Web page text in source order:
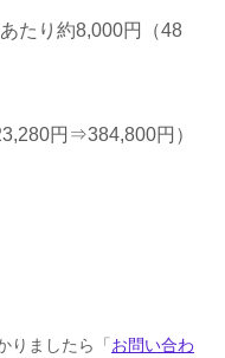
たり約8,000円（48
円⇒384,800円）
りましたら「 お問い合わ